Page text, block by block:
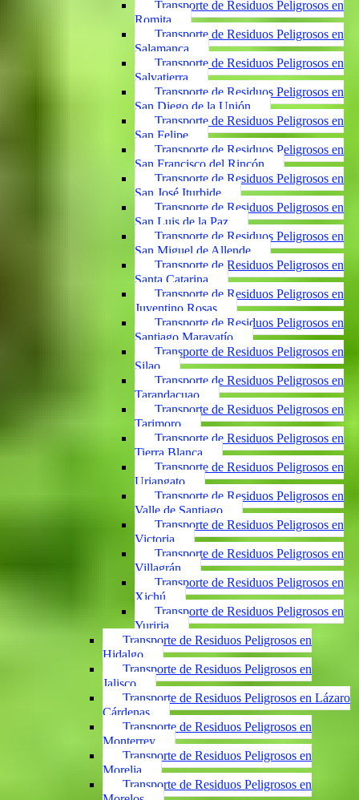
Transporte de Residuos Peligrosos en
Romita
Transporte de Residuos Peligrosos en
Salamanca
Transporte de Residuos Peligrosos en
Salvatierra
Transporte de Residuos Peligrosos en
San Diego de la Unión
Transporte de Residuos Peligrosos en
San Felipe
Transporte de Residuos Peligrosos en
San Francisco del Rincón
Transporte de Residuos Peligrosos en
San José Iturbide
Transporte de Residuos Peligrosos en
San Luis de la Paz
Transporte de Residuos Peligrosos en
San Miguel de Allende
Transporte de Residuos Peligrosos en
Santa Catarina
Transporte de Residuos Peligrosos en
Juventino Rosas
Transporte de Residuos Peligrosos en
Santiago Maravatío
Transporte de Residuos Peligrosos en
Silao
Transporte de Residuos Peligrosos en
Tarandacuao
Transporte de Residuos Peligrosos en
Tarimoro
Transporte de Residuos Peligrosos en
Tierra Blanca
Transporte de Residuos Peligrosos en
Uriangato
Transporte de Residuos Peligrosos en
Valle de Santiago
Transporte de Residuos Peligrosos en
Victoria
Transporte de Residuos Peligrosos en
Villagrán
Transporte de Residuos Peligrosos en
Xichú
Transporte de Residuos Peligrosos en
Yuriria
Transporte de Residuos Peligrosos en
Hidalgo
Transporte de Residuos Peligrosos en
Jalisco
Transporte de Residuos Peligrosos en Lázaro
Cárdenas
Transporte de Residuos Peligrosos en
Monterrey
Transporte de Residuos Peligrosos en
Morelia
Transporte de Residuos Peligrosos en